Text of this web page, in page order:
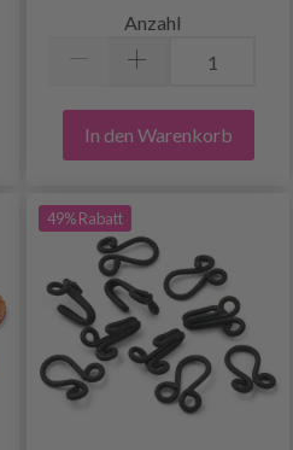
Anzahl
In den Warenkorb
49% Rabatt